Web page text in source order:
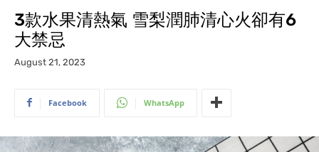
3款水果清熱氣 雪梨潤肺清心火卻有6
大禁忌
August 21, 2023
Facebook WhatsApp